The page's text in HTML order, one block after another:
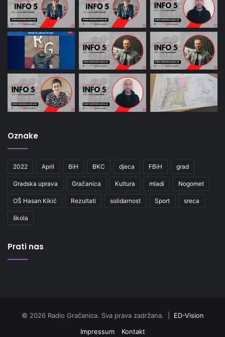
Oznake
2022 April BiH BKC djeca FBiH grad
Gradska uprava Gračanica Kultura mladi Nogomet
OŠ Hasan Kikić Rezultati solidarnost Sport sreca
škola
Prati nas
© 2026 Radio Gračanica. Sva prava zadržana. | ED-Vision
Impressum
Kontakt